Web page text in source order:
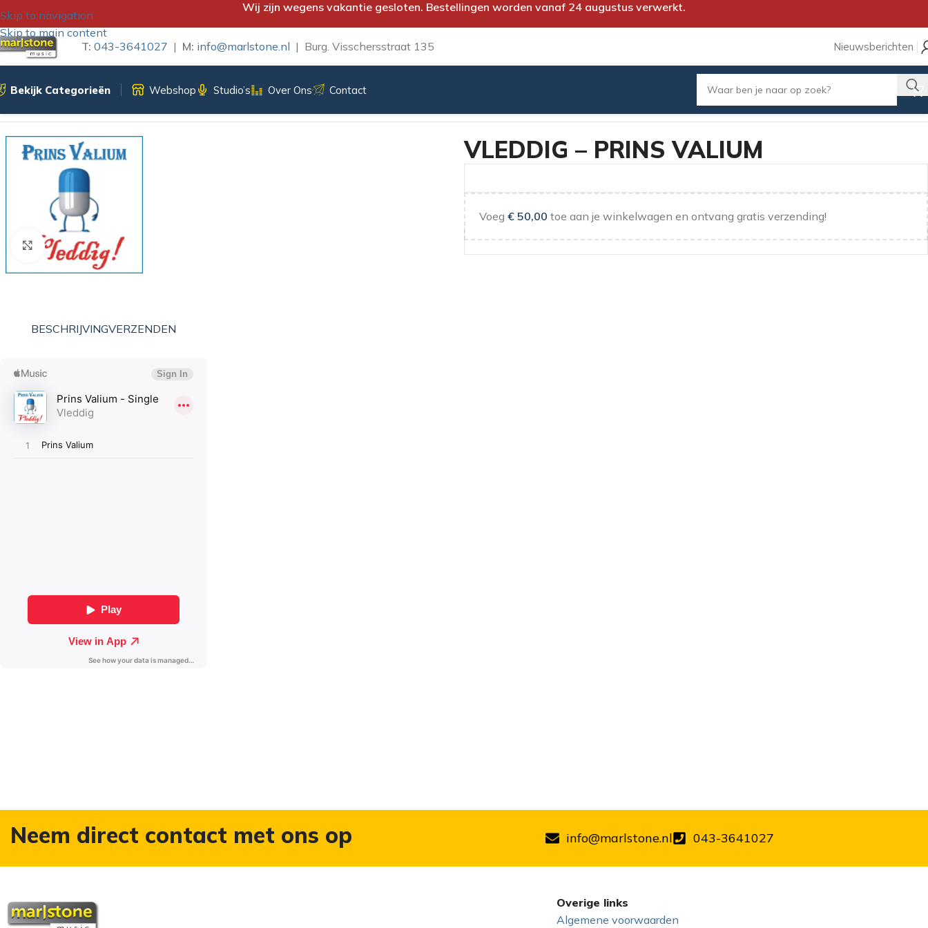
Skip to navigation
Skip to main content
Wij zijn wegens vakantie gesloten. Bestellingen worden vanaf 24 augustus verwerkt.
T: 043-3641027 | M: info@marlstone.nl | Burg. Visschersstraat 135 Nieuwsberichten
Bekijk Categorieën Webshop Studio’s Over Ons Contact
Klik om te vergroten
VLEDDIG – PRINS VALIUM
Voeg € 50,00 toe aan je winkelwagen en ontvang gratis verzending!
BESCHRIJVINGVERZENDEN
Neem direct contact met ons op info@marlstone.nl 043-3641027
Overige links
Algemene voorwaarden